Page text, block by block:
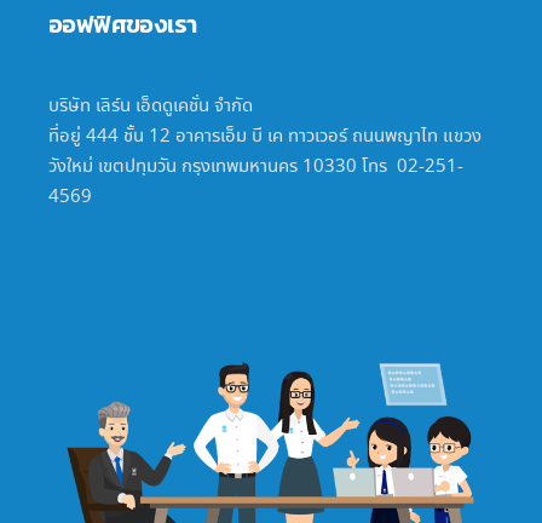
ออฟฟิศของเรา
บริษัท เลิร์น เอ็ดดูเคชั่น จำกัด
ที่อยู่ 444 ชั้น 12 อาคารเอ็ม บี เค ทาวเวอร์ ถนนพญาไท แขวง
วังใหม่ เขตปทุมวัน กรุงเทพมหานคร 10330 โทร 02-251-
4569